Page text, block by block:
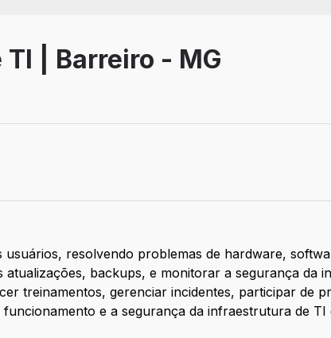
| Barreiro - MG
resolvendo problemas de hardware,
atualizações, backups, e monitorar a segurança da
treinamentos, gerenciar incidentes, participar de
e a segurança da infraestrutura de TI